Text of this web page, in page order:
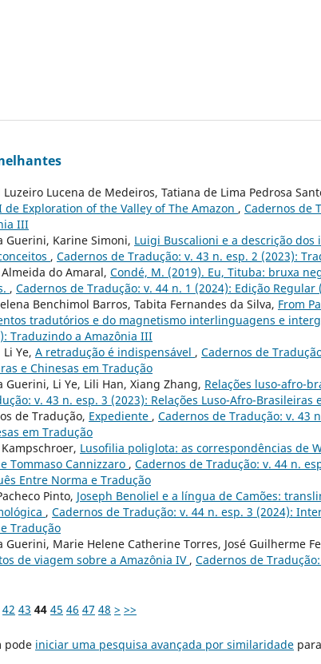
Luzeiro Lucena de Medeiros, Tatiana de Lima Pedrosa
de Exploration of the Valley of The Amazon , Cadernos de
III
Guerini, Karine Simoni, Luigi Buscalioni e a descrição
, Cadernos de Tradução: v. 43 n. esp. 2 (2023):
do Amaral, Condé, M. (2019). Eu, Tituba: bruxa
, Cadernos de Tradução: v. 44 n. 1 (2024): Edição Regular
Benchimol Barros, Tabita Fernandes da Silva, From
tradutórios e do magnetismo interlinguagens e
Traduzindo a Amazônia III
Ye, A retradução é indispensável , Cadernos de
e Chinesas em Tradução
Guerini, Li Ye, Lili Han, Xiang Zhang, Relações luso-afro-
v. 43 n. esp. 3 (2023): Relações Luso-Afro-Brasileiras
de Tradução, Expediente , Cadernos de Tradução: v. 43
em Tradução
Lusofilia poliglota: as correspondências de
Tommaso Cannizzaro , Cadernos de Tradução: v. 44 n.
Entre Norma e Tradução
Pinto, Joseph Benoliel e a língua de Camões:
, Cadernos de Tradução: v. 44 n. esp. 3 (2024):
Tradução
Guerini, Marie Helene Catherine Torres, José Guilherme
de viagem sobre a Amazônia IV , Cadernos de
42 43 44 45 46 47 48 > >>
pode iniciar uma pesquisa avançada por similaridade